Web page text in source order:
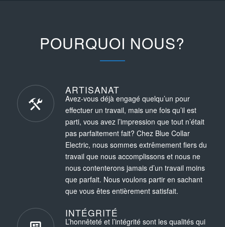
POURQUOI NOUS?
ARTISANAT
Avez-vous déjà engagé quelqu’un pour
effectuer un travail, mais une fois qu’il est
parti, vous avez l’impression que tout n’était
pas parfaitement fait? Chez Blue Collar
Electric, nous sommes extrêmement fiers du
travail que nous accomplissons et nous ne
nous contenterons jamais d’un travail moins
que parfait. Nous voulons partir en sachant
que vous êtes entièrement satisfait.
INTÉGRITÉ
L’honnêteté et l’intégrité sont les qualités qui